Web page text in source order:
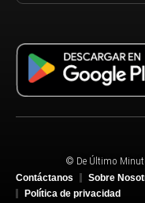
© De Último
Contáctanos
Sobre
Política de privacidad